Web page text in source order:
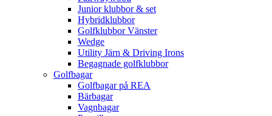
Junior klubbor & set
Hybridklubbor
Golfklubbor Vänster
Wedge
Utility Järn & Driving Irons
Begagnade golfklubbor
Golfbagar
Golfbagar på REA
Bärbagar
Vagnbagar